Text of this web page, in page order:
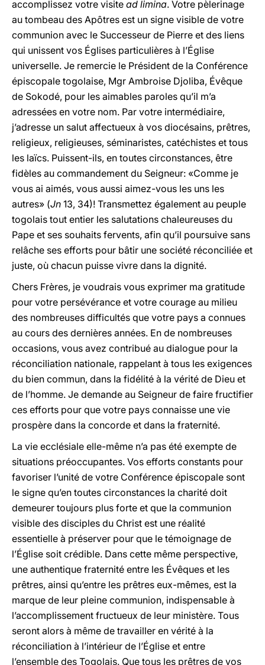
accomplissez votre visite ad limina. Votre pèlerinage
au tombeau des Apôtres est un signe visible de votre
communion avec le Successeur de Pierre et des liens
qui unissent vos Églises particulières à l’Église
universelle. Je remercie le Président de la Conférence
épiscopale togolaise, Mgr Ambroise Djoliba, Évêque
de Sokodé, pour les aimables paroles qu’il m’a
adressées en votre nom. Par votre intermédiaire,
j’adresse un salut affectueux à vos diocésains, prêtres,
religieux, religieuses, séminaristes, catéchistes et tous
les laïcs. Puissent-ils, en toutes circonstances, être
fidèles au commandement du Seigneur: «Comme je
vous ai aimés, vous aussi aimez-vous les uns les
autres» (Jn 13, 34)! Transmettez également au peuple
togolais tout entier les salutations chaleureuses du
Pape et ses souhaits fervents, afin qu’il poursuive sans
relâche ses efforts pour bâtir une société réconciliée et
juste, où chacun puisse vivre dans la dignité.
Chers Frères, je voudrais vous exprimer ma gratitude
pour votre persévérance et votre courage au milieu
des nombreuses difficultés que votre pays a connues
au cours des dernières années. En de nombreuses
occasions, vous avez contribué au dialogue pour la
réconciliation nationale, rappelant à tous les exigences
du bien commun, dans la fidélité à la vérité de Dieu et
de l’homme. Je demande au Seigneur de faire fructifier
ces efforts pour que votre pays connaisse une vie
prospère dans la concorde et dans la fraternité.
La vie ecclésiale elle-même n’a pas été exempte de
situations préoccupantes. Vos efforts constants pour
favoriser l’unité de votre Conférence épiscopale sont
le signe qu’en toutes circonstances la charité doit
demeurer toujours plus forte et que la communion
visible des disciples du Christ est une réalité
essentielle à préserver pour que le témoignage de
l’Église soit crédible. Dans cette même perspective,
une authentique fraternité entre les Évêques et les
prêtres, ainsi qu’entre les prêtres eux-mêmes, est la
marque de leur pleine communion, indispensable à
l’accomplissement fructueux de leur ministère. Tous
seront alors à même de travailler en vérité à la
réconciliation à l’intérieur de l’Église et entre
l’ensemble des Togolais. Que tous les prêtres de vos